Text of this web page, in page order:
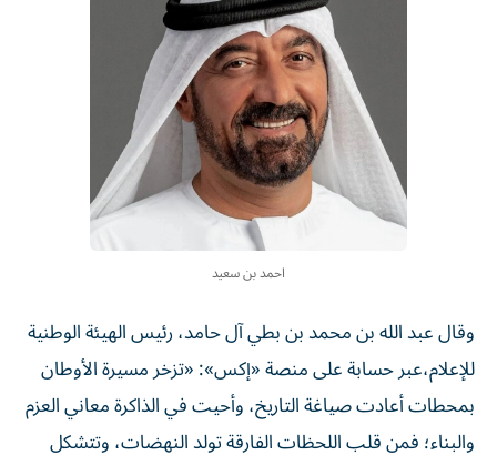
احمد بن سعيد
وقال عبد الله بن محمد بن بطي آل حامد، رئيس الهيئة الوطنية
للإعلام،عبر حسابة على منصة «إكس»: «تزخر مسيرة الأوطان
بمحطات أعادت صياغة التاريخ، وأحيت في الذاكرة معاني العزم
والبناء؛ فمن قلب اللحظات الفارقة تولد النهضات، وتتشكل